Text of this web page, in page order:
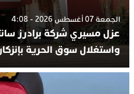
الجمعة 07 أغسطس 2026 - 4:08
عزل مسيري شركة برادرز
واستغلال سوق الحرية